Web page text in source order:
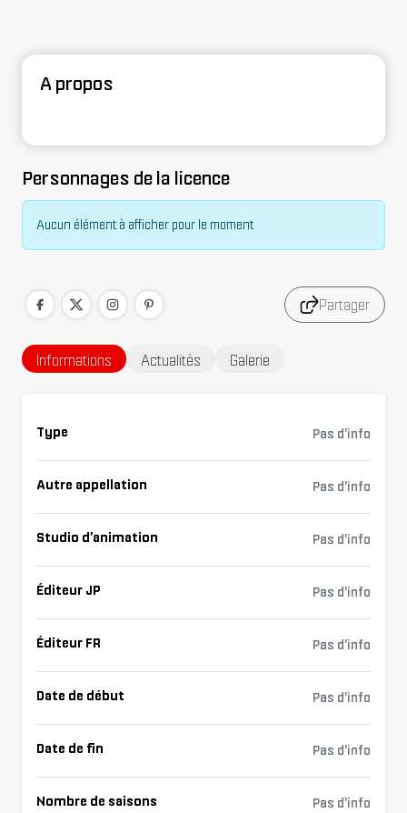
A propos
Personnages de la licence
Aucun élément à afficher pour le moment
Partager
Informations Actualités Galerie
Type Pas d'info
Autre appellation Pas d'info
Studio d’animation Pas d'info
Éditeur JP Pas d'info
Éditeur FR Pas d'info
Date de début Pas d'info
Date de fin Pas d'info
Nombre de saisons Pas d'info